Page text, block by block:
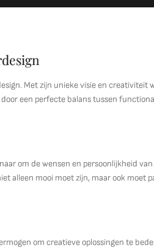
Met zijn unieke visie en creativiteit
een perfecte balans tussen
om de wensen en persoonlijkheid
alleen mooi moet zijn, maar ook moet
om creatieve oplossingen te